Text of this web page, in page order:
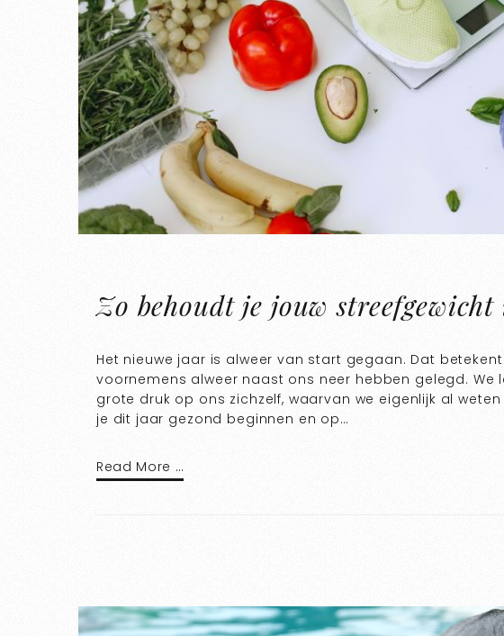
Zo behoudt je jouw streefgewicht
Het nieuwe jaar is alweer van start gegaan. Dat
voornemens alweer naast ons neer hebben gelegd. We
grote druk op ons zichzelf, waarvan we eigenlijk al
je dit jaar gezond beginnen en op…
Read More …